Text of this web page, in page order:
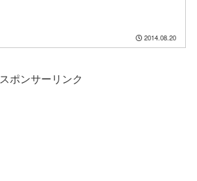
2014.08.20
スポンサーリンク